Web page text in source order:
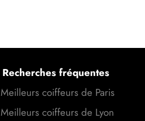
Recherches fréquentes
Meilleurs coiffeurs de Paris
Meilleurs coiffeurs de Lyon